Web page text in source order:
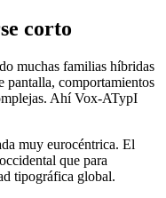
corto
muchas familias híbridas
pantalla, comportamientos
Ahí Vox-ATypI
muy eurocéntrica. El
que para
tipográfica global.